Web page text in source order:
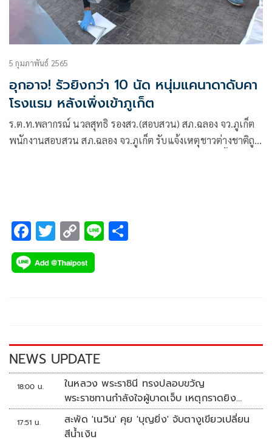
5 กุมภาพันธ์ 2565
อุกอาจ! รัวยิงกว่า 10 นัด หนุ่มแคนาดาดับคา
โรงแรม หลังเพิ่งเข้าภูเก็ต
ร.ต.ท.พลากรณ์ นวลสุทธิ รองสว.(สอบสวน) สภ.ฉลอง จว.ภูเก็ต
พนักงานสอบสวน สภ.ฉลอง จว.ภูเก็ต รับแจ้งเหตุชาวต่างชาติถูก
F
ac
e
k
T
wi
tt
C
o
p
k
Li
NEWS UPDATE
18:00 น.
ในหลวง พระราชินี ทรงปลอบขวัญ
พระราชทานกำลังใจผู้บาดเจ็บ เหตุกราดยิง
รร.เทพศิรินทร์นนทบุรี
17:51 น.
สะพัด 'เนวิน' คุย 'บุญยิ่ง' จับตางูเขียวเปลี่ยน
สีน้ำเงิน